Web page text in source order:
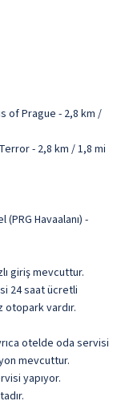
of Prague - 2,8 km /
- 2,8 km / 1,8 mi
Havaalanı) -
giriş mevcuttur.
24 saat ücretli
vardır.
otelde oda servisi
mevcuttur.
yapıyor.